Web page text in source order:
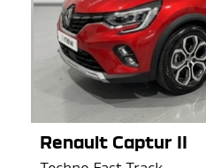
Renault Captur II